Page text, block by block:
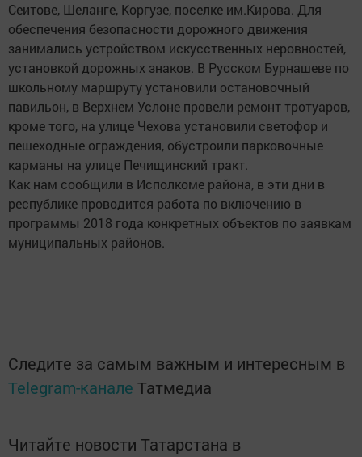
Сеитове, Шеланге, Коргузе, поселке им.Кирова. Для
обеспечения безопасности дорожного движения
занимались устройством искусственных неровностей,
установкой дорожных знаков. В Русском Бурнашеве по
школьному маршруту установили остановочный
павильон, в Верхнем Услоне провели ремонт тротуаров,
кроме того, на улице Чехова установили светофор и
пешеходные ограждения, обустроили парковочные
карманы на улице Печищинский тракт.
Как нам сообщили в Исполкоме района, в эти дни в
республике проводится работа по включению в
программы 2018 года конкретных объектов по заявкам
муниципальных районов.
Следите за самым важным и интересным в
Telegram-канале Татмедиа
Читайте новости Татарстана в